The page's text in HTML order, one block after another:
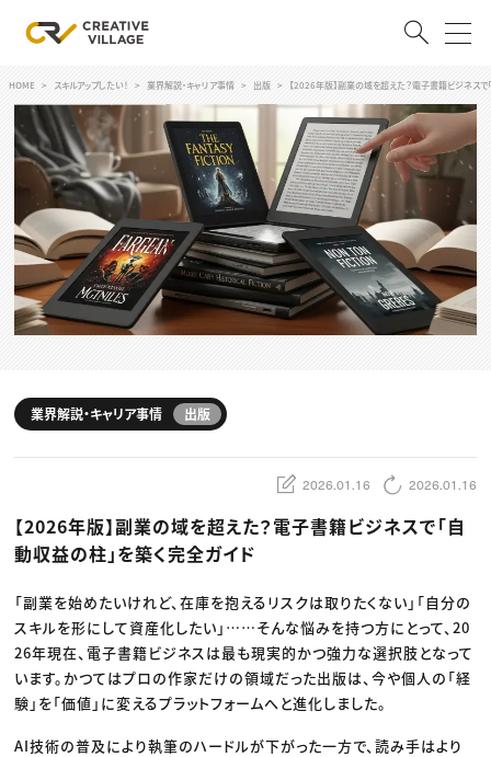
ACCOUNT
ログイン 会員登録
RECRUIT
クリエイター求人を探す
CREATIVE JOB求人検索
特集求人
採用説明会
スキルアップしたい！
デザイン
編集・ライティング
マーケティング
ディレクション
業界解説・キャリア事情
TOP Creator’s コラム
Webクリエイター
アプリクリエイター
ゲームクリエイター
映像クリエイター
クリエイターインタビュー
C＆R Magazine
セミナー
ニュース・トレンド トップ
Web
映像
ゲーム・エンタメ
広告
出版
CREATIVE VILLAGEからのお知らせ
HOME スキルアップしたい！ 業界解説・キャリア事情 出版 【2026年版】副業の域を超えた？電子書籍ビジネスで
業界解説・キャリア事情 出版
2026.01.16 2026.01.16
【2026年版】副業の域を超えた？電子書籍ビジネスで「自
動収益の柱」を築く完全ガイド
「副業を始めたいけれど、在庫を抱えるリスクは取りたくない」「自分の
スキルを形にして資産化したい」……そんな悩みを持つ方にとって、20
26年現在、電子書籍ビジネスは最も現実的かつ強力な選択肢となって
います。かつてはプロの作家だけの領域だった出版は、今や個人の「経
験」を「価値」に変えるプラットフォームへと進化しました。
AI技術の普及により執筆のハードルが下がった一方で、読み手はより